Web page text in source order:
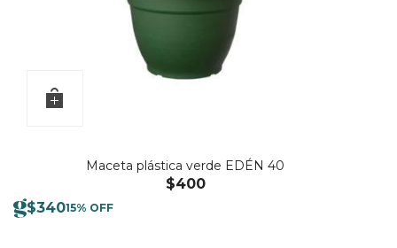
Maceta plástica verde EDÉN 40
$400
$34015% OFF